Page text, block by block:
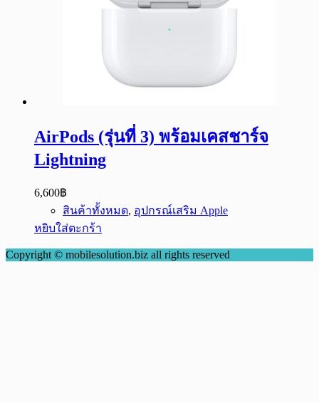
AirPods (รุ่นที่ 3) พร้อมเคสชาร์จ
Lightning
6,600฿
สินค้าทั้งหมด, อุปกรณ์เสริม Apple
หยิบใส่ตะกร้า
Copyright © mobilesolution.biz all rights reserved